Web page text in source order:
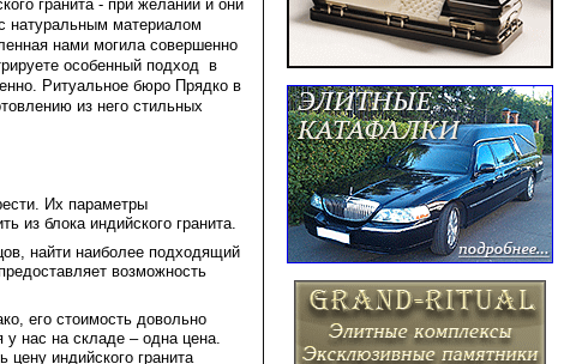
гранита - при желании и они
натуральным материалом
нами могила совершенно
особенный подход в
Ритуальное бюро Прядко в
из него стильных
Их параметры
из блока индийского гранита.
найти наиболее подходящий
возможность
его стоимость довольно
нас на складе – одна цена.
цену индийского гранита